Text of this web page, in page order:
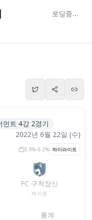
로딩중...
트 4강 2경기
2022년 6월 22일 (수)
5.9%/6.2% 하이라이트
FC 구척장신
백지훈
통계